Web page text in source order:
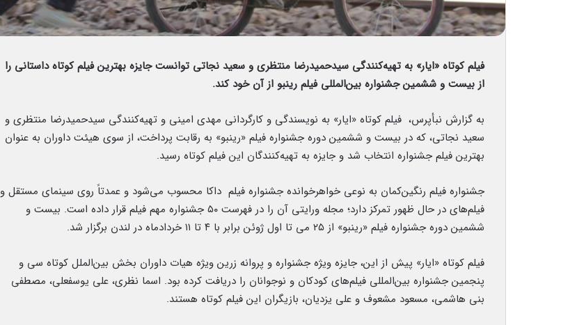
فیلم‌ کوتاه «ایار» به تهیه‌کنندگی سیدحمیدرضا منتظری و سعید نجاتی توانست جایزه بهترین فیلم کوتاه داستانی را
از بیست و ششمین جشنواره بین‌المللی فیلم رینبو از آن خود کند.
به گزارش نبأپرس، فیلم کوتاه «ایار» به نویسندگی و کارگردانی مهدی امینی و تهیه‌کنندگی سیدحمیدرضا منتظری و
سعید نجاتی، که در بیست و ششمین دوره جشنواره فیلم «رینبو» به رقابت پرداخت، از سوی هیئت داوران به عنوان
بهترین فیلم جشنواره انتخاب شد و جایزه به تهیه‌کنندگان این فیلم کوتاه رسید.
جشنواره فیلم رنگین‌کمان به نوعی خواهرخوانده‌ جشنواره‌ فیلم داکا محسوب می‌شود و عمدتاً روی سینمای مستقل و
فیلم‌های در حال ظهور تمرکز دارد؛ مجله ورایتی آن را در فهرست ۵۰ جشنواره مهم فیلم قرار داده است. بیست و
ششمین دوره جشنواره فیلم «رینبو» از ۲۵ می تا اول ژوئن برابر با ۴ تا ۱۱ خردادماه در لندن برگزار شد.
فیلم کوتاه «ایار» پیش از این، جایزه ویژه جشنواره و پروانه زرین ویژه هیات داوران بخش بین‌الملل کوتاه سی و
پنجمین جشنواره بین‌المللی فیلم‌های کودکان و نوجوانان را دریافت کرده بود. اسما نظری، علی یوسفعلی، مصطفی
بنی هاشمی، مسعود مشعوف و علی یزدیان، بازیگران این فیلم کوتاه هستند.